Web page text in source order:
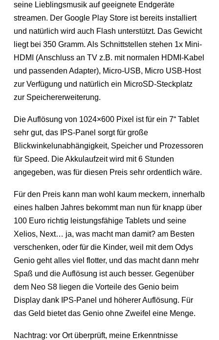
seine Lieblingsmusik auf geeignete Endgeräte
streamen. Der Google Play Store ist bereits installiert
und natürlich wird auch Flash unterstützt. Das Gewicht
liegt bei 350 Gramm. Als Schnittstellen stehen 1x Mini-
HDMI (Anschluss an TV z.B. mit normalen HDMI-Kabel
und passenden Adapter), Micro-USB, Micro USB-Host
zur Verfügung und natürlich ein MicroSD-Steckplatz
zur Speichererweiterung.
Die Auflösung von 1024×600 Pixel ist für ein 7“ Tablet
sehr gut, das IPS-Panel sorgt für große
Blickwinkelunabhängigkeit, Speicher und Prozessoren
für Speed. Die Akkulaufzeit wird mit 6 Stunden
angegeben, was für diesen Preis sehr ordentlich wäre.
Für den Preis kann man wohl kaum meckern, innerhalb
eines halben Jahres bekommt man nun für knapp über
100 Euro richtig leistungsfähige Tablets und seine
Xelios, Next… ja, was macht man damit? am Besten
verschenken, oder für die Kinder, weil mit dem Odys
Genio geht alles viel flotter, und das macht dann mehr
Spaß und die Auflösung ist auch besser. Gegenüber
dem Neo S8 liegen die Vorteile des Genio beim
Display dank IPS-Panel und höherer Auflösung. Für
das Geld bietet das Genio ohne Zweifel eine Menge.
Nachtrag: vor Ort überprüft, meine Erkenntnisse